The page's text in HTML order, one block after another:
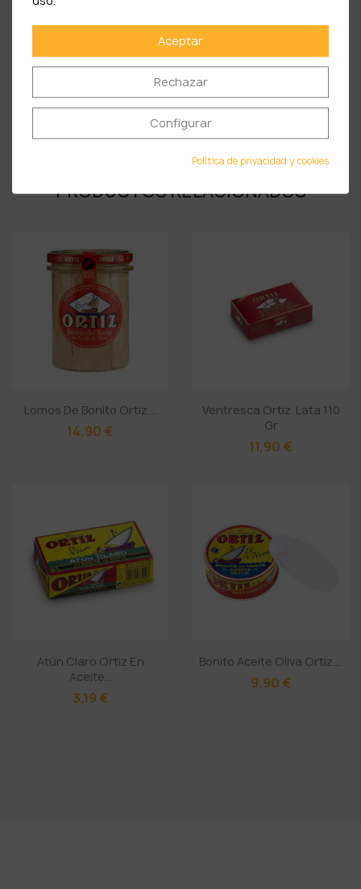
Hidratos de Carbono (g): 0,00
de los cuales son azúcares (g): 0,00
Sal (g): 0,60
PRODUCTOS RELACIONADOS
Lomos De Bonito Ortiz....
14,90 €
Ventresca Ortiz. Lata 110
Gr
11,90 €
Atún Claro Ortiz En
Aceite...
3,19 €
Bonito Aceite Oliva Ortiz....
9,90 €
Aceptar
Rechazar
Configurar
Política de privacidad y cookies